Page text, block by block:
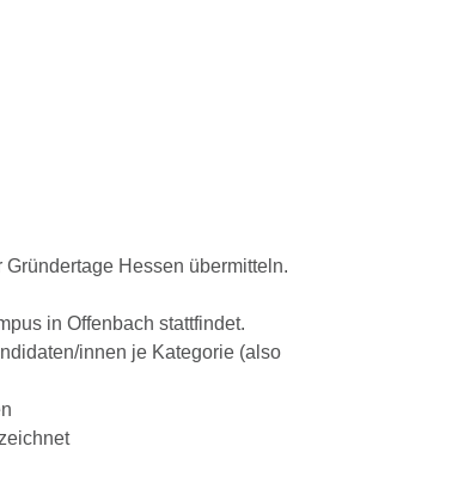
Hessen übermitteln.
in Offenbach stattfindet.
innen je Kategorie (also